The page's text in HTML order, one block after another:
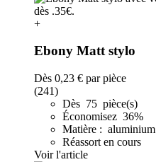
+
Ebony Matt stylo
Dès 0,23 € par pièce
(241)
Dès 75 pièce(s)
Économisez 36%
Matière : aluminium
Réassort en cours
Voir l'article